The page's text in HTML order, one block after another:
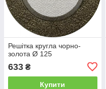
Решітка кругла чорно-
золота Ø 125
633 ₴
Купити